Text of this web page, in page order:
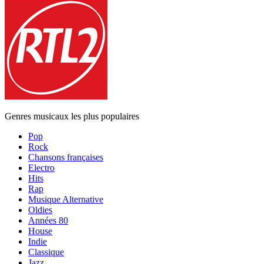
Genres musicaux les plus populaires
Pop
Rock
Chansons françaises
Electro
Hits
Rap
Musique Alternative
Oldies
Années 80
House
Indie
Classique